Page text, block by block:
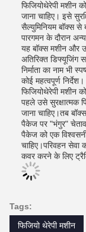
फिजियोथेरेपी मशीन
जाना चाहिए। इसे
सैल्युमिनियम बॉक्स
पारगमन के दौरान अन्य
यह बॉक्स मशीन और
अतिरिक्त डिफ्यूजिंग
निर्माता का नाम भी
कोई महत्वपूर्ण निर्देश।
फिजियोथेरेपी मशीन
पहले उसे सुरक्षात्मक
जाना चाहिए।तब
पैकेज पर "भंगुर"
पैकेज को एक
चाहिए।परिवहन सेवा
कवर करने के लिए
Tags:
फिजियो थेरेपी मशीन